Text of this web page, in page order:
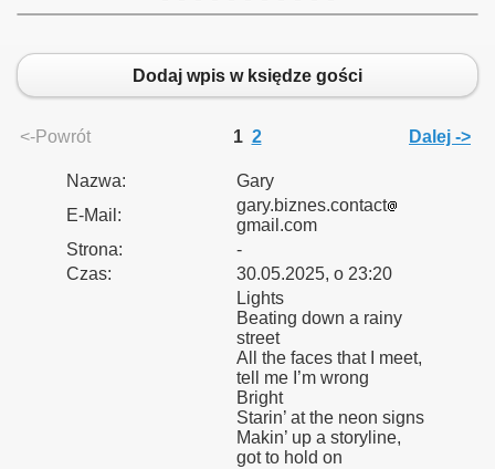
Dodaj wpis w księdze gości
<-Powrót 1 2 Dalej ->
Nazwa:
Gary
E-Mail:
gary.biznes.contact
gmail.com
Strona:
-
Czas:
30.05.2025, o 23:20
Lights
Beating down a rainy
street
All the faces that I meet,
tell me I’m wrong
Bright
Starin’ at the neon signs
Makin’ up a storyline,
got to hold on